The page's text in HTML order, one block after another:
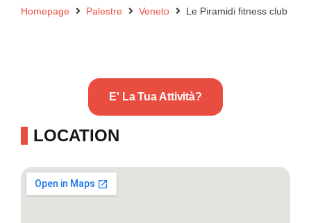
Homepage Palestre Veneto Le Piramidi fitness club
E' La Tua Attività?
LOCATION